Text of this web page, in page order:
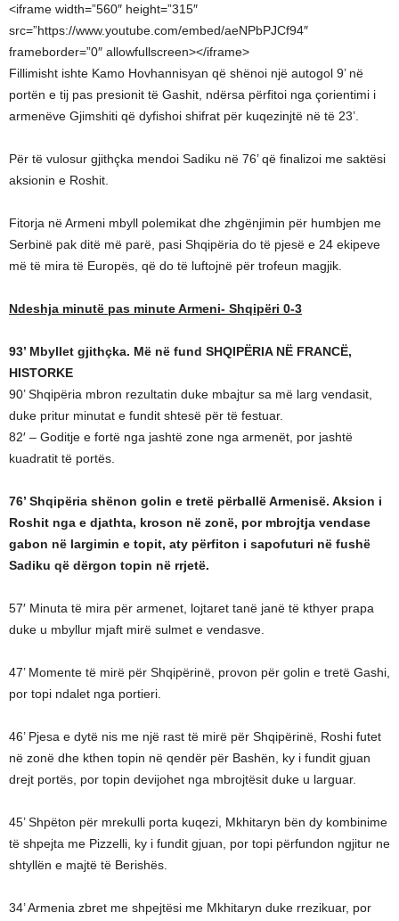
<iframe width=”560″ height=”315″
src=”https://www.youtube.com/embed/aeNPbPJCf94″
frameborder=”0″ allowfullscreen></iframe>
Fillimisht ishte Kamo Hovhannisyan që shënoi një autogol 9’ në
portën e tij pas presionit të Gashit, ndërsa përfitoi nga çorientimi i
armenëve Gjimshiti që dyfishoi shifrat për kuqezinjtë në të 23’.
Për të vulosur gjithçka mendoi Sadiku në 76’ që finalizoi me saktësi
aksionin e Roshit.
Fitorja në Armeni mbyll polemikat dhe zhgënjimin për humbjen me
Serbinë pak ditë më parë, pasi Shqipëria do të pjesë e 24 ekipeve
më të mira të Europës, që do të luftojnë për trofeun magjik.
Ndeshja minutë pas minute Armeni- Shqipëri 0-3
93’ Mbyllet gjithçka. Më në fund SHQIPËRIA NË FRANCË,
HISTORKE
90’ Shqipëria mbron rezultatin duke mbajtur sa më larg vendasit,
duke pritur minutat e fundit shtesë për të festuar.
82′ – Goditje e fortë nga jashtë zone nga armenët, por jashtë
kuadratit të portës.
76’ Shqipëria shënon golin e tretë përballë Armenisë. Aksion i
Roshit nga e djathta, kroson në zonë, por mbrojtja vendase
gabon në largimin e topit, aty përfiton i sapofuturi në fushë
Sadiku që dërgon topin në rrjetë.
57′ Minuta të mira për armenet, lojtaret tanë janë të kthyer prapa
duke u mbyllur mjaft mirë sulmet e vendasve.
47’ Momente të mirë për Shqipërinë, provon për golin e tretë Gashi,
por topi ndalet nga portieri.
46’ Pjesa e dytë nis me një rast të mirë për Shqipërinë, Roshi futet
në zonë dhe kthen topin në qendër për Bashën, ky i fundit gjuan
drejt portës, por topin devijohet nga mbrojtësit duke u larguar.
45’ Shpëton për mrekulli porta kuqezi, Mkhitaryn bën dy kombinime
të shpejta me Pizzelli, ky i fundit gjuan, por topi përfundon ngjitur ne
shtyllën e majtë të Berishës.
34’ Armenia zbret me shpejtësi me Mkhitaryn duke rrezikuar, por